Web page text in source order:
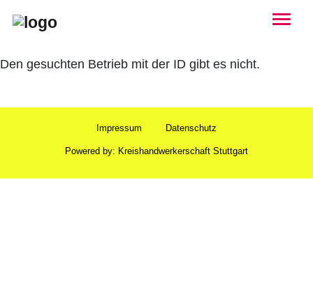
Den gesuchten Betrieb mit der ID gibt es nicht.
Impressum Datenschutz
Powered by: Kreis­hand­werker­schaft Stuttgart